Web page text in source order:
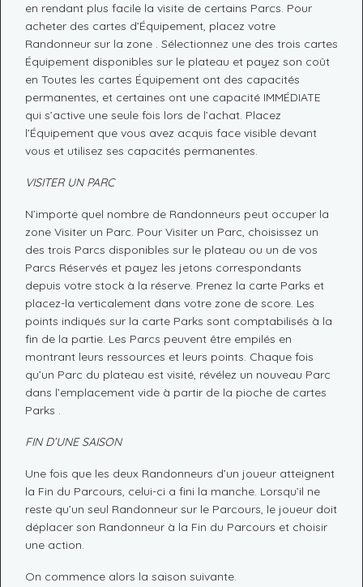
en rendant plus facile la visite de certains Parcs. Pour
acheter des cartes d’Équipement, placez votre
Randonneur sur la zone . Sélectionnez une des trois cartes
Équipement disponibles sur le plateau et payez son coût
en Toutes les cartes Équipement ont des capacités
permanentes, et certaines ont une capacité IMMÉDIATE
qui s’active une seule fois lors de l’achat. Placez
l’Équipement que vous avez acquis face visible devant
vous et utilisez ses capacités permanentes.
VISITER UN PARC
N’importe quel nombre de Randonneurs peut occuper la
zone Visiter un Parc. Pour Visiter un Parc, choisissez un
des trois Parcs disponibles sur le plateau ou un de vos
Parcs Réservés et payez les jetons correspondants
depuis votre stock à la réserve. Prenez la carte Parks et
placez-la verticalement dans votre zone de score. Les
points indiqués sur la carte Parks sont comptabilisés à la
fin de la partie. Les Parcs peuvent être empilés en
montrant leurs ressources et leurs points. Chaque fois
qu’un Parc du plateau est visité, révélez un nouveau Parc
dans l’emplacement vide à partir de la pioche de cartes
Parks .
FIN D’UNE SAISON
Une fois que les deux Randonneurs d’un joueur atteignent
la Fin du Parcours, celui-ci a fini la manche. Lorsqu’il ne
reste qu’un seul Randonneur sur le Parcours, le joueur doit
déplacer son Randonneur à la Fin du Parcours et choisir
une action.
On commence alors la saison suivante.